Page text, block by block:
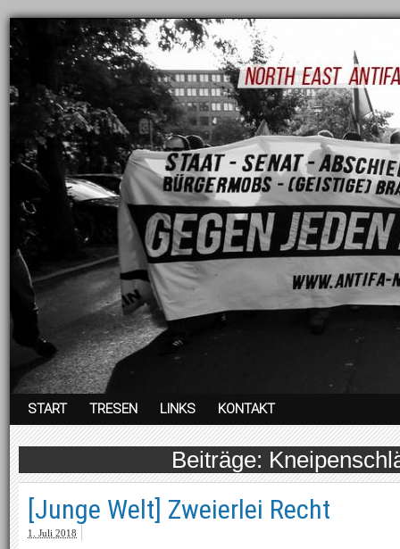
START TRESEN LINKS KONTAKT
[Junge Welt] Zweierlei Recht
1. Juli 2018